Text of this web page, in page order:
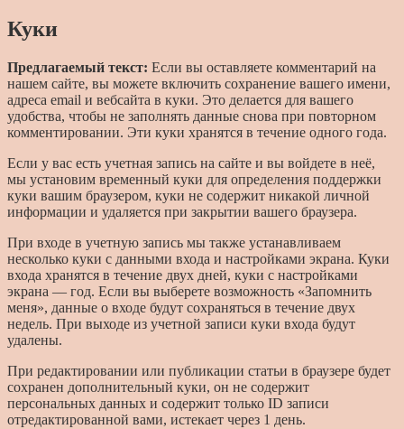
Куки
Предлагаемый текст: Если вы оставляете комментарий на
нашем сайте, вы можете включить сохранение вашего имени,
адреса email и вебсайта в куки. Это делается для вашего
удобства, чтобы не заполнять данные снова при повторном
комментировании. Эти куки хранятся в течение одного года.
Если у вас есть учетная запись на сайте и вы войдете в неё,
мы установим временный куки для определения поддержки
куки вашим браузером, куки не содержит никакой личной
информации и удаляется при закрытии вашего браузера.
При входе в учетную запись мы также устанавливаем
несколько куки с данными входа и настройками экрана. Куки
входа хранятся в течение двух дней, куки с настройками
экрана — год. Если вы выберете возможность «Запомнить
меня», данные о входе будут сохраняться в течение двух
недель. При выходе из учетной записи куки входа будут
удалены.
При редактировании или публикации статьи в браузере будет
сохранен дополнительный куки, он не содержит
персональных данных и содержит только ID записи
отредактированной вами, истекает через 1 день.